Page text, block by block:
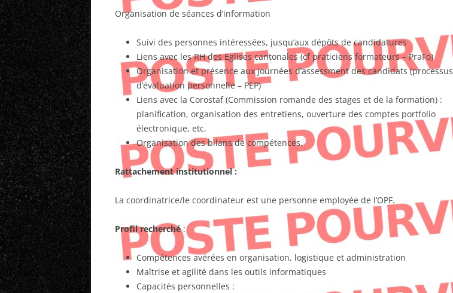
Organisation de séances d’information
Suivi des personnes intéressées, jusqu’aux dépôts de candidatures
Liens avec les RH des Eglises cantonales (cf praticiens formateurs – PraFo)
Organisation et présence aux journées d’assessment des candidats (processus
d’évaluation personnelle – PEP)
Liens avec la Corostaf (Commission romande des stages et de la formation) :
planification, organisation des entretiens, ouverture des comptes portfolio
électronique, etc.
Organisation des bilans de compétences.
Rattachement institutionnel :
La coordinatrice/le coordinateur est une personne employée de l’OPF.
Profil recherché:
Compétences avérées en organisation, logistique et administration
Maîtrise et agilité dans les outils informatiques
Capacités personnelles :